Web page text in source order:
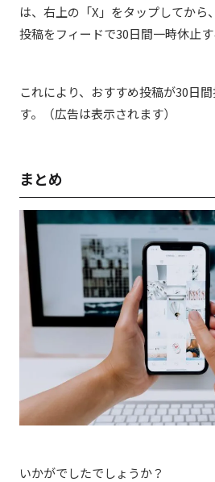
は、右上の「X」をタップしてから
投稿をフィードで30日間一時休止す
これにより、おすすめ投稿が30日
す。（広告は表示されます）
まとめ
いかがでしたでしょうか？